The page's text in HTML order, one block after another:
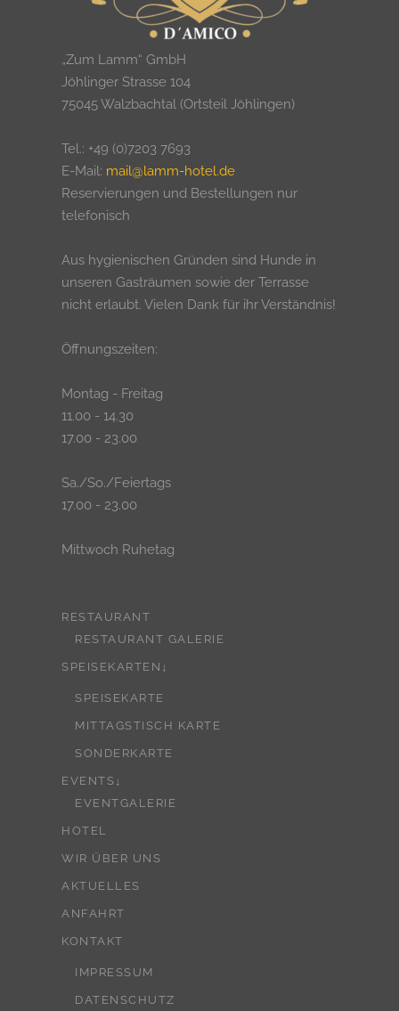
„Zum Lamm“ GmbH
Jöhlinger Strasse 104
75045 Walzbachtal (Ortsteil Jöhlingen)
Tel.: +49 (0)7203 7693
E-Mail: mail@lamm-hotel.de
Reservierungen und Bestellungen nur
telefonisch
Aus hygienischen Gründen sind Hunde in
unseren Gasträumen sowie der Terrasse
nicht erlaubt. Vielen Dank für ihr Verständnis!
Öffnungszeiten:
Montag - Freitag
11.00 - 14.30
17.00 - 23.00
Sa./So./Feiertags
17.00 - 23.00
Mittwoch Ruhetag
RESTAURANT
RESTAURANT GALERIE
SPEISEKARTEN↓
SPEISEKARTE
MITTAGSTISCH KARTE
SONDERKARTE
EVENTS↓
EVENTGALERIE
HOTEL
WIR ÜBER UNS
AKTUELLES
ANFAHRT
KONTAKT
IMPRESSUM
DATENSCHUTZ